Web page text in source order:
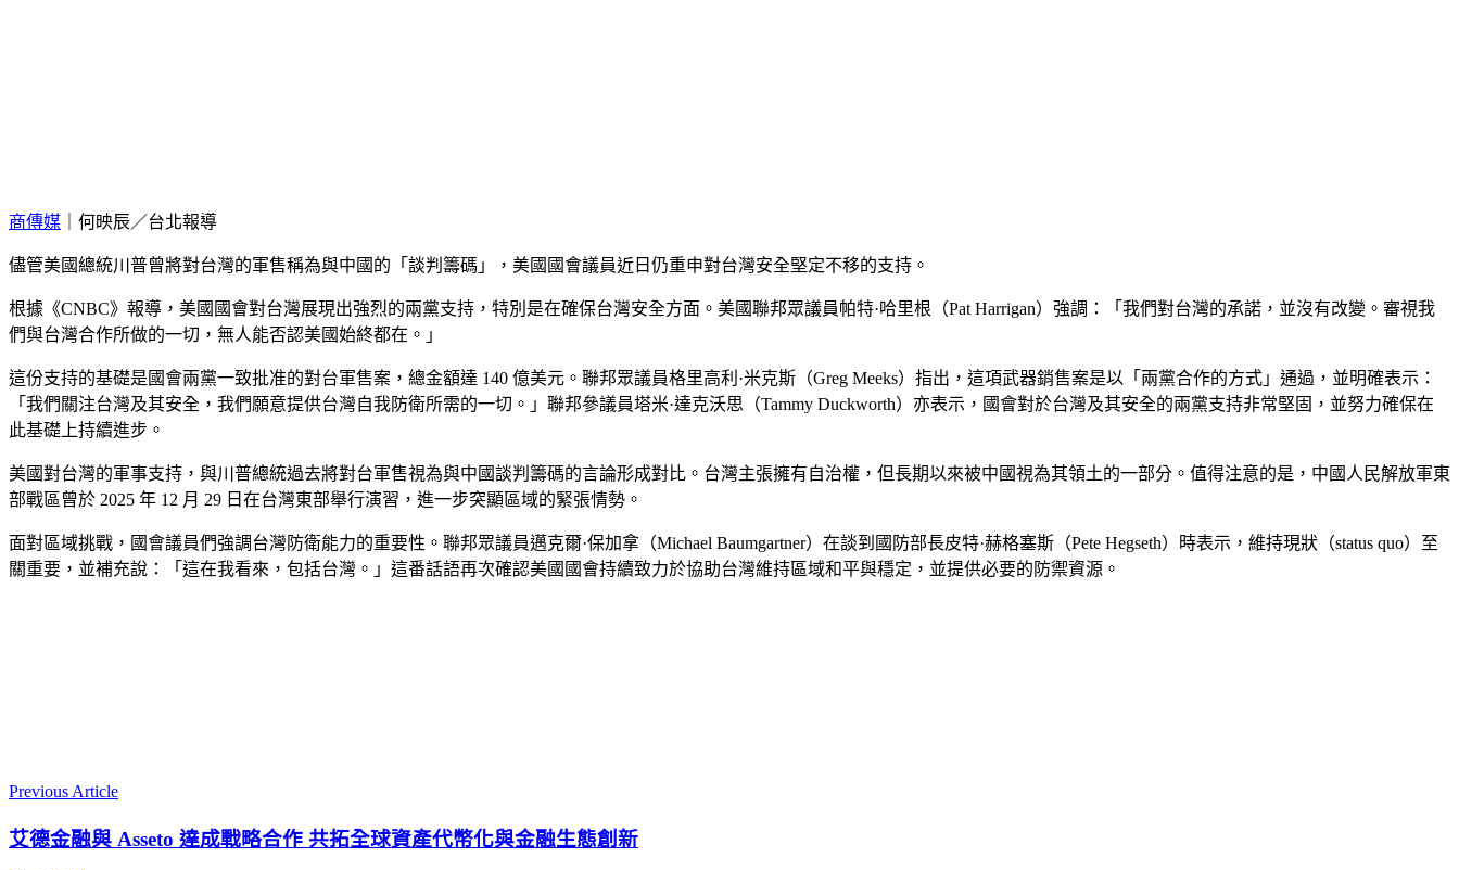
商傳媒 ｜何映辰／台北報導
儘管美國總統川普曾將對台灣的軍售稱為與中國的「談判籌碼」，美國國會議員近日仍重申對台灣安全堅定不移的支持。
根據《CNBC》報導，美國國會對台灣展現出強烈的兩黨支持，特別是在確保台灣安全方面。美國聯邦眾議員帕特·哈里根（Pat Harrigan）強調：「我們對台灣的承諾，並沒有改變。審視我
們與台灣合作所做的一切，無人能否認美國始終都在。」
這份支持的基礎是國會兩黨一致批准的對台軍售案，總金額達 140 億美元。聯邦眾議員格里高利·米克斯（Greg Meeks）指出，這項武器銷售案是以「兩黨合作的方式」通過，並明確表示：
「我們關注台灣及其安全，我們願意提供台灣自我防衛所需的一切。」聯邦參議員塔米·達克沃思（Tammy Duckworth）亦表示，國會對於台灣及其安全的兩黨支持非常堅固，並努力確保在
此基礎上持續進步。
美國對台灣的軍事支持，與川普總統過去將對台軍售視為與中國談判籌碼的言論形成對比。台灣主張擁有自治權，但長期以來被中國視為其領土的一部分。值得注意的是，中國人民解放軍東
部戰區曾於 2025 年 12 月 29 日在台灣東部舉行演習，進一步突顯區域的緊張情勢。
面對區域挑戰，國會議員們強調台灣防衛能力的重要性。聯邦眾議員邁克爾·保加拿（Michael Baumgartner）在談到國防部長皮特·赫格塞斯（Pete Hegseth）時表示，維持現狀（status quo）至
關重要，並補充說：「這在我看來，包括台灣。」這番話語再次確認美國國會持續致力於協助台灣維持區域和平與穩定，並提供必要的防禦資源。
Previous Article
艾德金融與 Asseto 達成戰略合作 共拓全球資產代幣化與金融生態創新